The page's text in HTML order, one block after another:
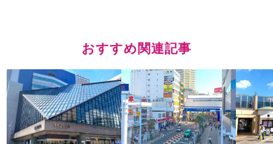
おすすめ関連記事